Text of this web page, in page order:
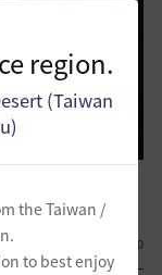
region.
(Taiwan
the Taiwan /
to best enjoy
0